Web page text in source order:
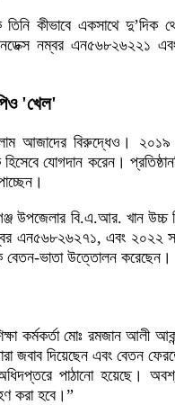
কীভাবে একসাথে দু’দিক
নম্বর এন৫৬৮২৬২২১
'খেল'
আজাদের বিরুদ্ধেও। ২০১৯
হিসেবে যোগদান করেন।
উপজেলার বি.এ.আর. খান উচ্চ
এন৫৬৮২৬২৭১, এবং ২০২২
বেতন-ভাতা উত্তোলন করেছেন।
কর্মকর্তা মোঃ রমজান
জবাব দিয়েছেন এবং বেতন
পাঠানো হয়েছে।
করা হবে।”